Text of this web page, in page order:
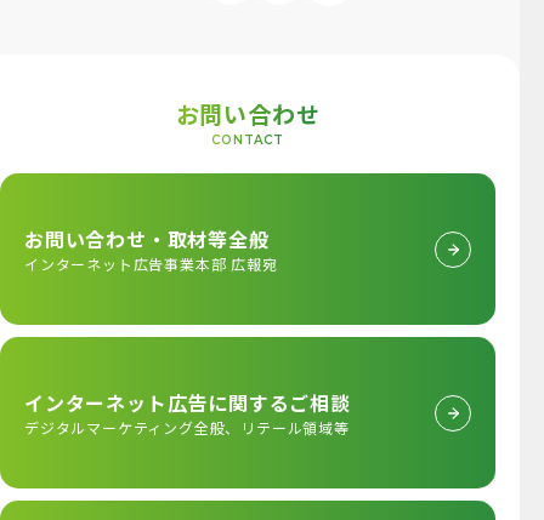
お問い合わせ
CONTACT
お問い合わせ・取材等全般
インターネット広告事業本部 広報宛
インターネット広告に関するご相談
デジタルマーケティング全般、 リテール領域等